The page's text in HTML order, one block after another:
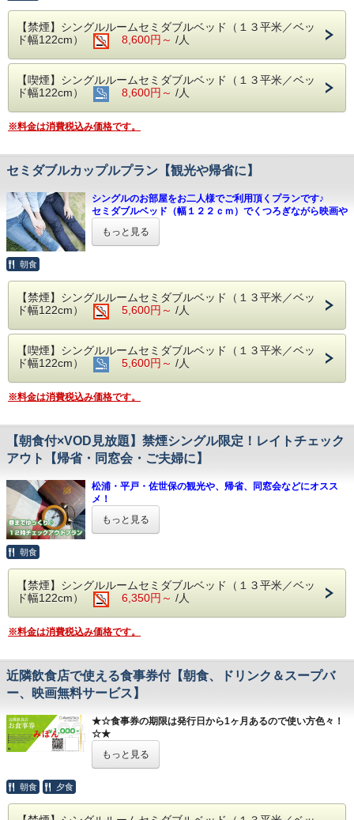
━━━━━━━━━━━━━━━━━━━━
● 全室セミダブルベッド（122cm幅）でゆったり快眠
● 無料Wi-Fi（5Ghz帯）＆有線LAN対応でテレワークも快適
● 選べる「シャンプーバー」や充実のフリーアメニティ
【周辺アクセス】
地。
※駐車場をご利用の中型車以上の方は、事前にご連絡くださ
い。
【 豊富な客室備品・アメニティ 】
湯沸かしポット、冷蔵庫（空）、ドライヤー、
加湿機能付き空気清浄機、セーフティボックス（金庫）
USBポート付き電源タップ、
≫その他、フロントに豊富なフリーアメニティを設置♪
美容液、化粧水、洗顔料、綿棒、入浴剤
ボディタオル、カミソリ、ヘアブラシ、シャンプーバー、
お茶、紅茶、コーヒー
【 うれしい館内設備 】
２４時間稼働のコインランドリー
ミネラルウォーターサーバー
アサヒスーパードライ 生ビール自販機
【 無料貸出品（数に限り有） 】
まくら交換サービス、ローデスク（ベッド用パソコンテーブ
ル）
ズボンプレッサー、洗濯物干し、追加ハンガー、
体温計、湯たんぽ、毛布
※クオカードは当店ではご利用できません
※２泊以上の場合、合算したクオカードをお渡しする場合が
※各種クーポンはご利用いただけません
公共機関でも便利！MR松浦駅おりてすぐ目の前♪
松浦市中心地だから、好アクセス！
-----------------------------------------------------
○全プラン朝食サービス
○全室セミダブルベッド（122cmサイズ）使用
○全室プラズマクラスター加湿空気清浄機設置
○全室WiFi対応
○全室42インチ以上の壁掛けスマートテレビ設置
○禁煙室には空調による寝冷え防止の扇風機設置
○テレビでYoutube、スマホのミラーリング可
○７８台収容の大型駐車場＆バイク駐車場（３台まで）が無
料
【 朝食バイキング無料サービス 】
パンやごはんをはじめ、数々のおかず、朝カレー、シリアル
メニューなどをご用意しております。 そのほか、スープバ
ー（お味噌汁、コーンスープ、ビーフコンソメ、クリームチ
ャウダー）や、ドリンクバー（挽きたてコーヒー、フレッシ
ュジュース、青汁や牛乳）も無料サービスです。
営業時間 6:00～09:00（最終入店8:30迄）
ドリンクバーは 10:00 まで
【 ドリンク＆スープバーサービス 】
挽きたてコーヒーや、ジュースなどのドリンクバー、コーン
スープなどのスープバーをご提供しております。
お仕事をしながら、無料映画を見ながらの挽きたてコーヒ
ー、お風呂あがりのジュース、お持ち込みいただいたご夕食
※スティックタイプのドリンクは、時間外でもご利用い
ただけます。
【 豊富な客室備品・アメニティ 】
湯沸かしポット、冷蔵庫（空）、ドライヤー、
ハブラシ、スリッパ、ボディソープ、リンスインシャンプ
ー、人気の部屋着
≫その他、フロントに豊富なフリーアメニティを設置♪
美容液、化粧水、洗顔料、綿棒、入浴剤
ボディタオル、カミソリ、ヘアブラシ、シャンプーバー、
お茶、紅茶、コーヒー
ミネラルウォーターサーバー
アサヒスーパードライ 生ビール自販機
【禁煙】シングルルームセミダブルベッド（１３平米／ベッ
ド幅122cm）
8,600円～ /人
【喫煙】シングルルームセミダブルベッド（１３平米／ベッ
ド幅122cm）
8,600円～ /人
※料金は消費税込み価格です。
セミダブルカップルプラン【観光や帰省に】
シングルのお部屋をお二人様でご利用頂くプランです♪
セミダブルベッド（幅１２２ｃｍ）でくつろぎながら映画や
お楽しみください！
女性に嬉しいメイク落としや美容液、シャンプーバーなどの
【360度写真】お部屋の広さや雰囲気は客室のご案内をご覧
ください
https://www.amistad-hotel.com/rooms/
こちらのプランではお子様の添い寝はできません
ご夫婦＋お子様の場合は、シングルルームを２部屋ご予約い
ただくか、
ツインルームをご利用ください。
公共機関でも便利！MR松浦駅おりてすぐ目の前♪
お仕事に観光に♪皆様のお越しをお待ちしております♪
-----------------------------------------------------
★ アミスタホテルのポイント ★
○全プラン朝食サービス
○ドリンク＆スープバーサービス（15～22時）
○全室セミダブルベッド（122cmサイズ）使用
○全室プラズマクラスター加湿空気清浄機設置
○全室WiFi対応
○全室セーフティボックス付き
○２００タイトル以上の映画やドラマが見放題
○テレビでYoutube、スマホのミラーリング可
○７８台収容の大型駐車場＆バイク駐車場（３台まで）が無
料
メニューなどをご用意しております。 そのほか、スープバ
ー（お味噌汁、コーンスープ、ビーフコンソメ、クリームチ
ャウダー）や、ドリンクバー（挽きたてコーヒー、フレッシ
営業時間 6:00～09:00（最終入店8:30迄）
ドリンクバーは 10:00 まで
【 ドリンク＆スープバーサービス 】
もっと見る
朝食
【禁煙】シングルルームセミダブルベッド（１３平米／ベッ
ド幅122cm）
5,600円～ /人
【喫煙】シングルルームセミダブルベッド（１３平米／ベッ
ド幅122cm）
5,600円～ /人
※料金は消費税込み価格です。
【朝食付×VOD見放題】禁煙シングル限定！レイトチェック
アウト【帰省・同窓会・ご夫婦に】
松浦・平戸・佐世保の観光や、帰省、同窓会などにオスス
メ！
朝食の営業時間にご注意ください
※12時前にチェックアウトされた場合でも減額はございま
せん
※ほかのお部屋の清掃音はしますのでご了承ください
松浦市中心地だから、好アクセス！
お仕事に観光に♪皆様のお越しをお待ちしております♪
-----------------------------------------------------
★ アミスタホテルのポイント ★
○全プラン朝食サービス
○ドリンク＆スープバーサービス（15～22時）
○全室セミダブルベッド（122cmサイズ）使用
○全室プラズマクラスター加湿空気清浄機設置
○禁煙室には空調による寝冷え防止の扇風機設置
もっと見る
朝食
【禁煙】シングルルームセミダブルベッド（１３平米／ベッ
ド幅122cm）
6,350円～ /人
※料金は消費税込み価格です。
近隣飲食店で使える食事券付【朝食、ドリンク＆スープバ
ー、映画無料サービス】
★☆食事券の期限は発行日から1ヶ月あるので使い方色々！
☆★
近隣飲食店でお使いいただける1000円分の食事券がついた
プランです♪
もっと見る
朝食 夕食